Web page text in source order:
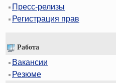
Пресс-релизы
Регистрация прав
Работа
Вакансии
Резюме